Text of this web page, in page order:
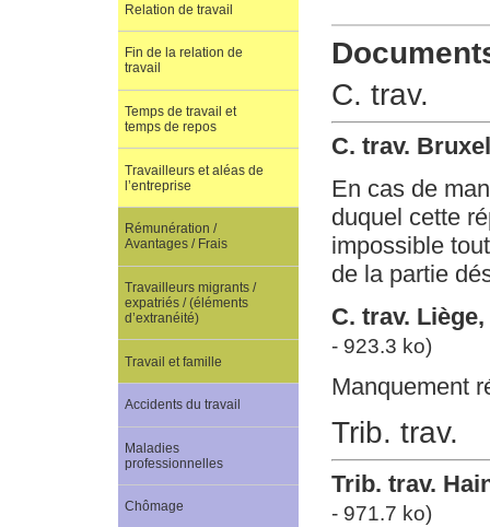
C. trav.
C. trav.
En cas de
duquel cette
impossible
de la partie
C. trav.
- 923.3 ko)
Manquement
Trib. trav.
Trib. trav.
- 971.7 ko)
Relation de travail
Fin de la relation de
travail
Temps de travail et
temps de repos
Travailleurs et aléas de
l’entreprise
Rémunération /
Avantages / Frais
Travailleurs migrants /
expatriés / (éléments
d’extranéité)
Travail et famille
Accidents du travail
Maladies
professionnelles
Chômage